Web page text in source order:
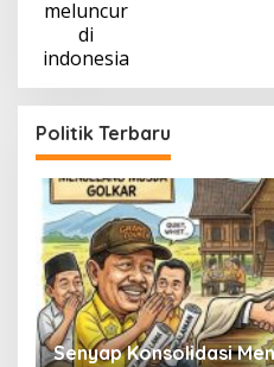
Politik Terbaru
Senyap Konsolidasi